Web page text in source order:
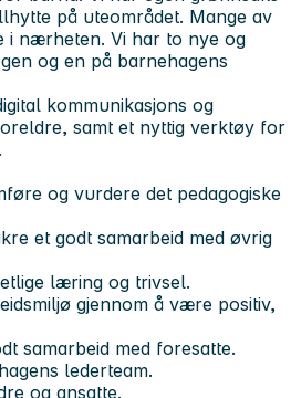
på uteområdet. Mange av
i nærheten. Vi har to nye og
og en på barnehagens
kommunikasjons og
samt et nyttig verktøy for
og vurdere det pedagogiske
et godt samarbeid med øvrig
læring og trivsel.
gjennom å være positiv,
samarbeid med foresatte.
lederteam.
og ansatte.